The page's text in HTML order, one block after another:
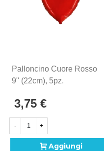
Palloncino Cuore Rosso
9" (22cm), 5pz.
3,75 €
- +
Aggiungi